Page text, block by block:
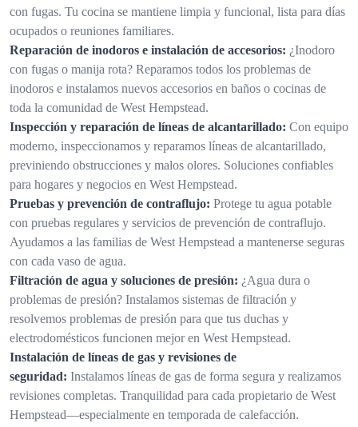
con fugas. Tu cocina se mantiene limpia y funcional, lista para días
ocupados o reuniones familiares.
Reparación de inodoros e instalación de accesorios: ¿Inodoro
con fugas o manija rota? Reparamos todos los problemas de
inodoros e instalamos nuevos accesorios en baños o cocinas de
toda la comunidad de West Hempstead.
Inspección y reparación de líneas de alcantarillado: Con equipo
moderno, inspeccionamos y reparamos líneas de alcantarillado,
previniendo obstrucciones y malos olores. Soluciones confiables
para hogares y negocios en West Hempstead.
Pruebas y prevención de contraflujo: Protege tu agua potable
con pruebas regulares y servicios de prevención de contraflujo.
Ayudamos a las familias de West Hempstead a mantenerse seguras
con cada vaso de agua.
Filtración de agua y soluciones de presión: ¿Agua dura o
problemas de presión? Instalamos sistemas de filtración y
resolvemos problemas de presión para que tus duchas y
electrodomésticos funcionen mejor en West Hempstead.
Instalación de líneas de gas y revisiones de
seguridad: Instalamos líneas de gas de forma segura y realizamos
revisiones completas. Tranquilidad para cada propietario de West
Hempstead—especialmente en temporada de calefacción.